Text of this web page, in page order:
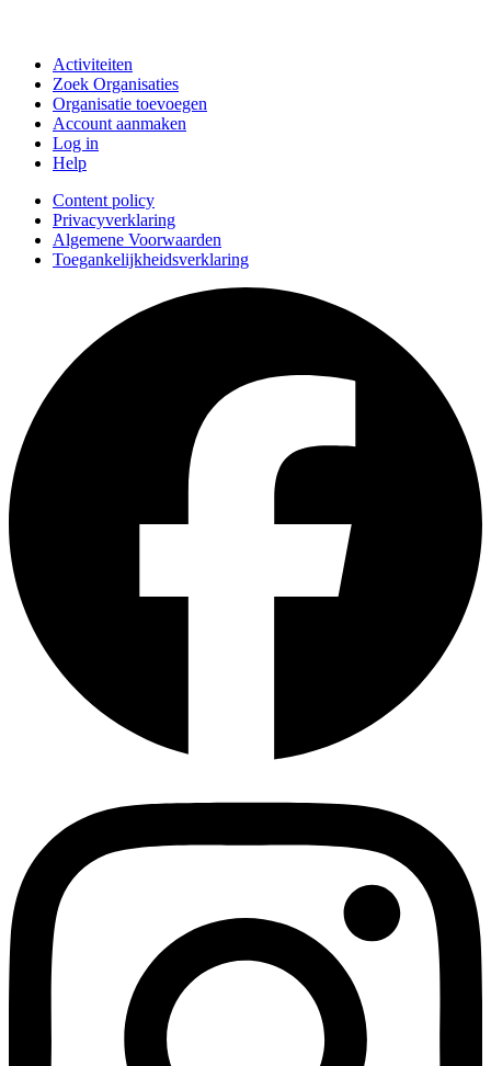
Activiteiten
Zoek Organisaties
Organisatie toevoegen
Account aanmaken
Log in
Help
Content policy
Privacyverklaring
Algemene Voorwaarden
Toegankelijkheidsverklaring